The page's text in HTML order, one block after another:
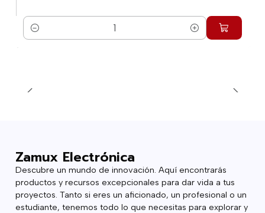
Cantidad
Zamux Electrónica
Descubre un mundo de innovación. Aquí encontrarás
productos y recursos excepcionales para dar vida a tus
proyectos. Tanto si eres un aficionado, un profesional o un
estudiante, tenemos todo lo que necesitas para explorar y